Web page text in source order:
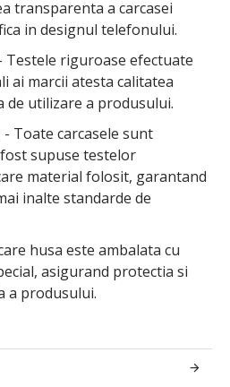
transparenta a carcasei
in designul telefonului.
Testele riguroase efectuate
ai marcii atesta calitatea
utilizare a produsului.
- Toate carcasele sunt
fost supuse testelor
material folosit, garantand
inalte standarde de
husa este ambalata cu
asigurand protectia si
a produsului.